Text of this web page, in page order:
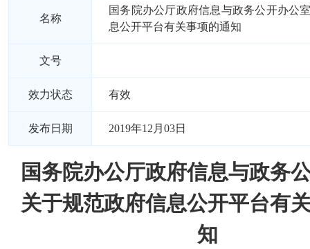
名称
国务院办公厅政府信息与政务公开办公
息公开平台有关事项的通知
文号
效力状态 有效
发布日期 2019年12月03日
国务院办公厅政府信息与政务
关于规范政府信息公开平台有
知